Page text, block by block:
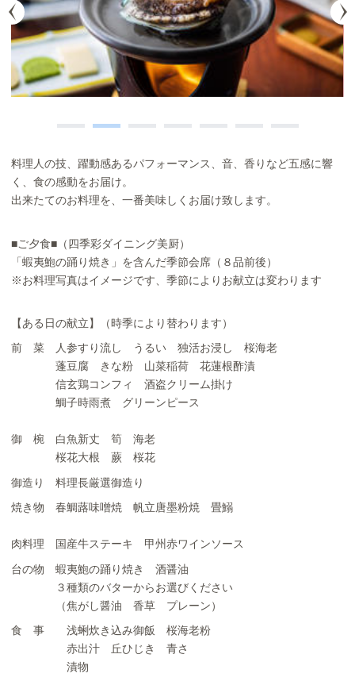
料理人の技、躍動感あるパフォーマンス、音、香りなど五感に響
く、食の感動をお届け。
出来たてのお料理を、一番美味しくお届け致します。
■ご夕食■（四季彩ダイニング美厨）
「蝦夷鮑の踊り焼き」を含んだ季節会席（８品前後）
※お料理写真はイメージです、季節によりお献立は変わります
【ある日の献立】（時季により替わります）
前 菜 人参すり流し うるい 独活お浸し 桜海老
蓬豆腐 きな粉 山菜稲荷 花蓮根酢漬
信玄鶏コンフィ 酒盗クリーム掛け
鯛子時雨煮 グリーンピース
御 椀 白魚新丈 筍 海老
桜花大根 蕨 桜花
御造り 料理長厳選御造り
焼き物 春鯛蕗味噌焼 帆立唐墨粉焼 畳鰯
肉料理 国産牛ステーキ 甲州赤ワインソース
台の物 蝦夷鮑の踊り焼き 酒醤油
３種類のバターからお選びください
（焦がし醤油 香草 プレーン）
食 事 浅蜊炊き込み御飯 桜海老粉
赤出汁 丘ひじき 青さ
漬物